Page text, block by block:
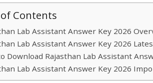
Contents
Lab Assistant Answer Key 2026
Lab Assistant Answer Key 2026
Download Rajasthan Lab Assistant
Lab Assistant Answer Key 2026